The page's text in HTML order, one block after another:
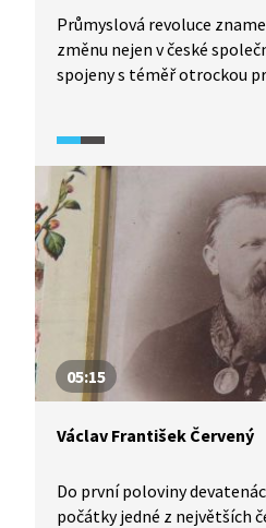
Průmyslová revoluce
změnu nejen v české
spojeny s téměř otrockou
třetiny 19. století dynastie
v Rudolfově huti vyráběli
Severní dráhy Ferdinandovy.
v roce 1848 pak nastupuje
05:15
Václav František Červený
Do první poloviny
počátky jedné z největších